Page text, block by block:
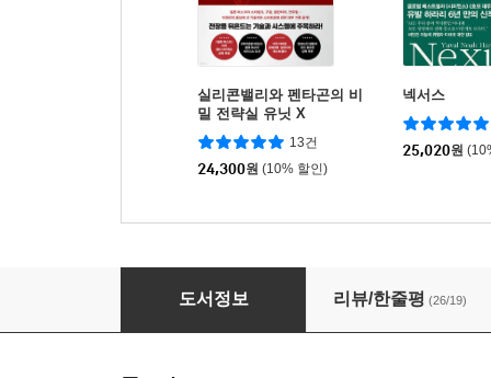
실리콘밸리와 펜타곤의 비
밀 전략실 유닛 X
13건
24,300원 (10% 할인)
넥서스
25,020원
미국은 왜 전쟁을 멈추지 못하는가
도서정보 리뷰/한줄평 (26/19)